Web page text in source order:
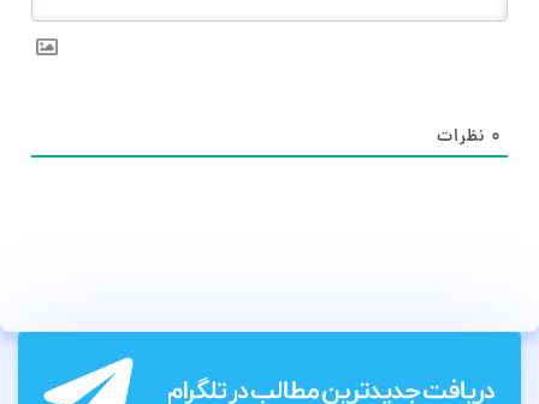
۰ نظرات